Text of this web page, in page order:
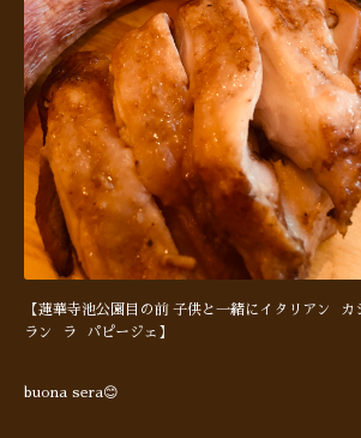
【蓮華寺池公園目の前 子供と一緒にイタリアン カ
ラン ラ パピージェ】
buona sera😊